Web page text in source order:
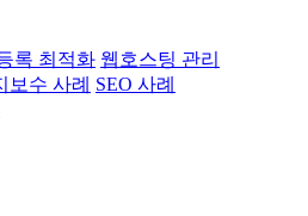
록 최적화 웹호스팅 관리
보수 사례 SEO 사례